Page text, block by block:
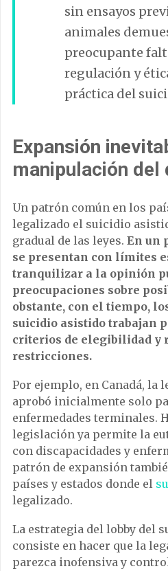
sin ensayos
animales
preocupante
regulación y
práctica del
Expansión
manipulación del
Un patrón común en los
legalizado el suicidio
gradual de las leyes. En un
se presentan con límites
tranquilizar a la opinión
preocupaciones sobre
obstante, con el tiempo,
suicidio asistido trabajan
criterios de elegibilidad y
restricciones.
Por ejemplo, en Canadá, la
aprobó inicialmente solo
enfermedades terminales.
legislación ya permite la
con discapacidades y
patrón de expansión
países y estados donde el
legalizado.
La estrategia del lobby del
consiste en hacer que la
parezca inofensiva y